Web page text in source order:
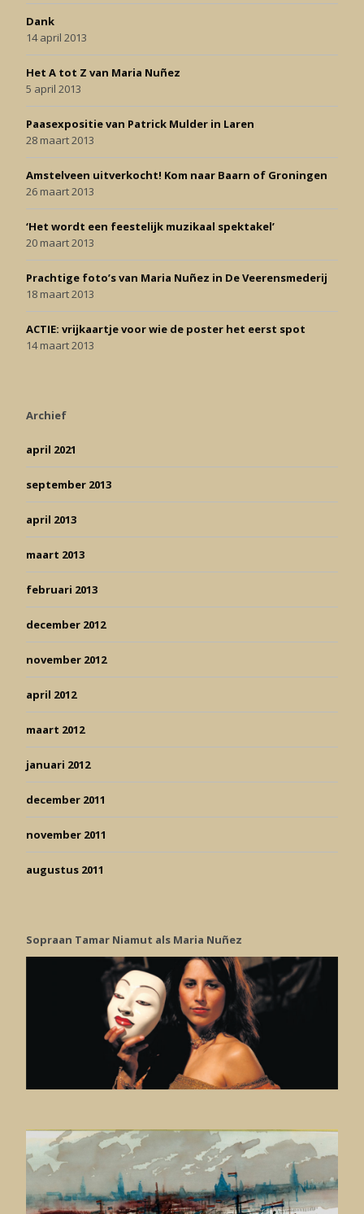
Dank
14 april 2013
Het A tot Z van Maria Nuñez
5 april 2013
Paasexpositie van Patrick Mulder in Laren
28 maart 2013
Amstelveen uitverkocht! Kom naar Baarn of Groningen
26 maart 2013
‘Het wordt een feestelijk muzikaal spektakel’
20 maart 2013
Prachtige foto’s van Maria Nuñez in De Veerensmederij
18 maart 2013
ACTIE: vrijkaartje voor wie de poster het eerst spot
14 maart 2013
Archief
april 2021
september 2013
april 2013
maart 2013
februari 2013
december 2012
november 2012
april 2012
maart 2012
januari 2012
december 2011
november 2011
augustus 2011
Sopraan Tamar Niamut als Maria Nuñez